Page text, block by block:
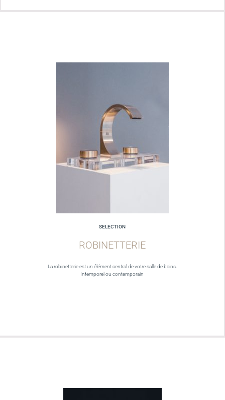
SELECTION
ROBINETTERIE
La robinetterie est un élément central de votre salle de bains.
Intemporel ou contemporain